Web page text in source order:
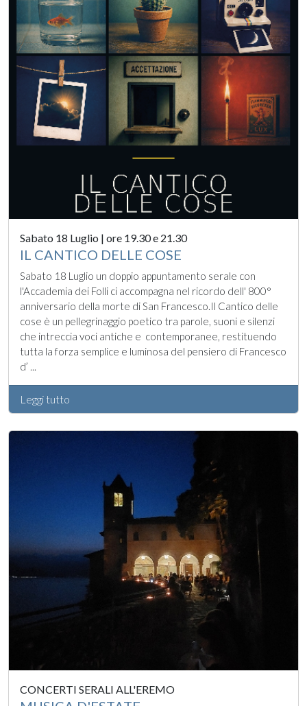
Sabato 18 Luglio | ore 19.30 e 21.30
IL CANTICO DELLE COSE
Sabato 18 Luglio un doppio appuntamento serale con
l'Accademia dei Folli ci accompagna nel ricordo dell' 800°
anniversario della morte di San Francesco.Il Cantico delle
cose è un pellegrinaggio poetico tra parole, suoni e silenzi
che intreccia voci antiche e contemporanee, restituendo
tutta la forza semplice e luminosa del pensiero di Francesco
d’ ...
Leggi tutto
CONCERTI SERALI ALL'EREMO